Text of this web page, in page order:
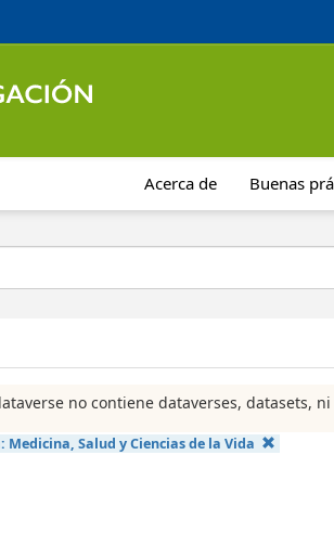
Acerca de Buenas
no contiene dataverses, datasets,
Medicina, Salud y Ciencias de la Vida